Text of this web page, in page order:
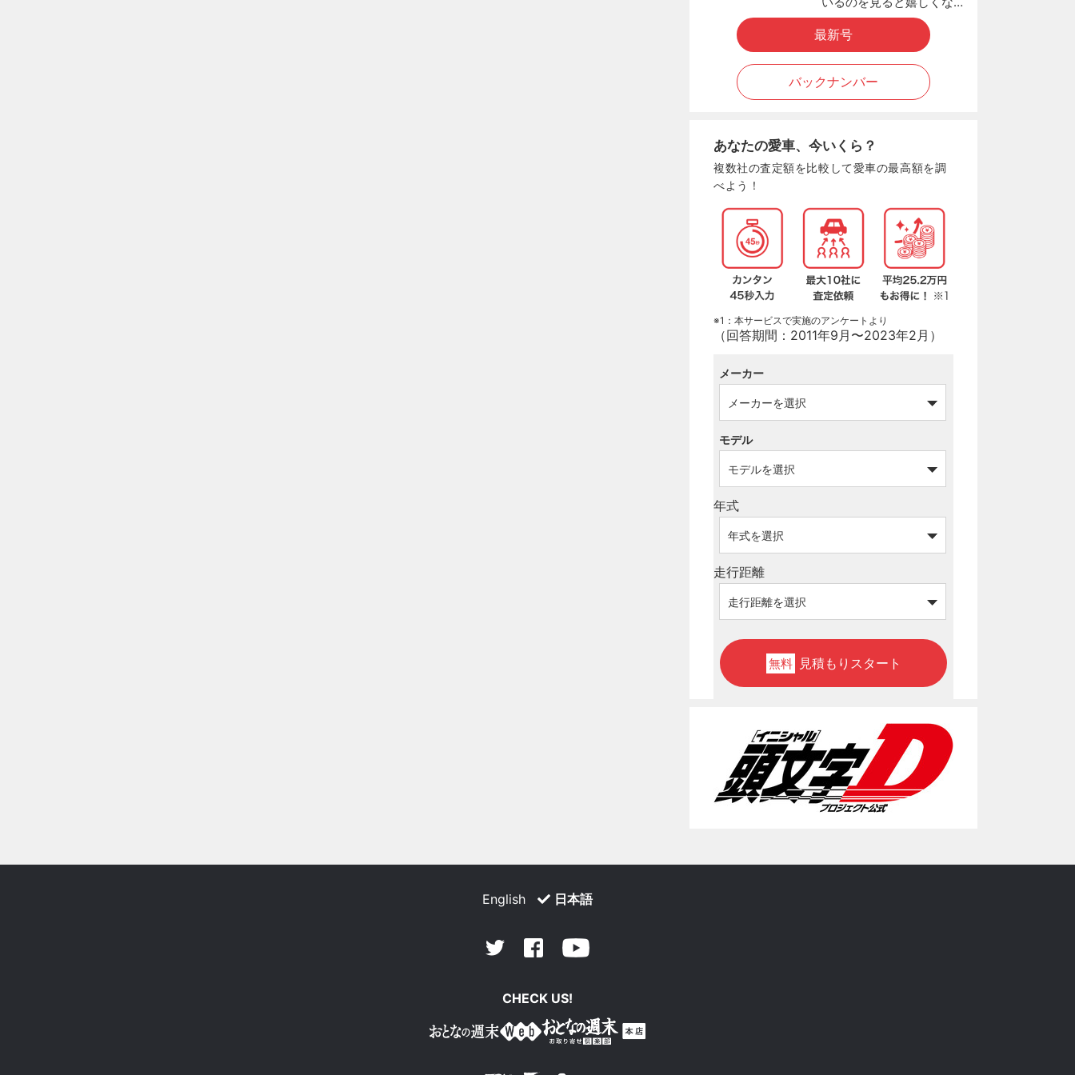
最新号
バックナンバー
あなたの愛車、今いくら？
複数社の査定額を比較して愛車の最高額を調
べよう！
※1：本サービスで実施のアンケートより
（回答期間：2011年9月〜2023年2月）
メーカー
モデル
年式
走行距離
無料 見積もりスタート
English 日本語
Twitter Facebook
CHECK US!